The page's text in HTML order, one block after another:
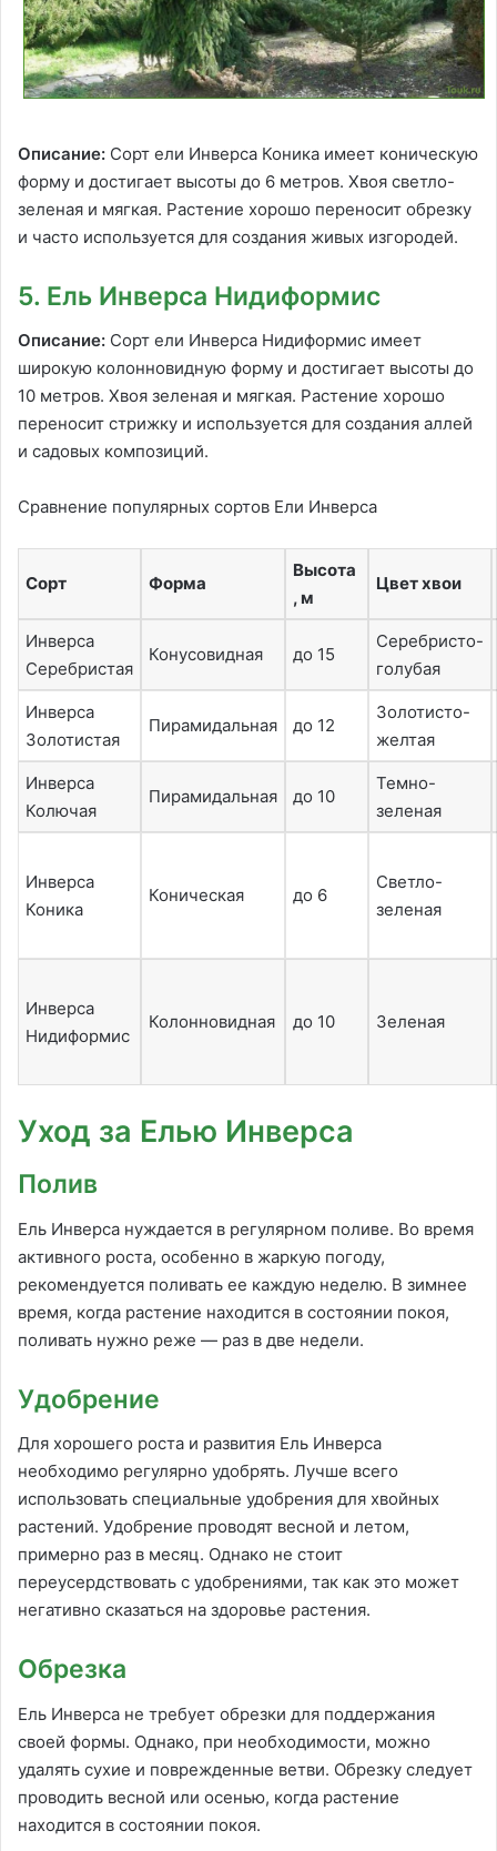
Описание: Сорт ели Инверса Коника имеет коническую
форму и достигает высоты до 6 метров. Хвоя светло-
зеленая и мягкая. Растение хорошо переносит обрезку
и часто используется для создания живых изгородей.
5. Ель Инверса Нидиформис
Описание: Сорт ели Инверса Нидиформис имеет
широкую колонновидную форму и достигает высоты до
10 метров. Хвоя зеленая и мягкая. Растение хорошо
переносит стрижку и используется для создания аллей
и садовых композиций.
Сравнение популярных сортов Ели Инверса
Сорт Форма
Высота
, м
Цвет хвои
Инверса
Серебристая
Конусовидная до 15
Серебристо-
голубая
Инверса
Золотистая
Пирамидальная до 12
Золотисто-
желтая
Инверса
Колючая
Пирамидальная до 10
Темно-
зеленая
Инверса
Коника
Коническая до 6
Светло-
зеленая
Инверса
Нидиформис
Колонновидная до 10 Зеленая
Уход за Елью Инверса
Полив
Ель Инверса нуждается в регулярном поливе. Во время
активного роста, особенно в жаркую погоду,
рекомендуется поливать ее каждую неделю. В зимнее
время, когда растение находится в состоянии покоя,
поливать нужно реже — раз в две недели.
Удобрение
Для хорошего роста и развития Ель Инверса
необходимо регулярно удобрять. Лучше всего
использовать специальные удобрения для хвойных
растений. Удобрение проводят весной и летом,
примерно раз в месяц. Однако не стоит
переусердствовать с удобрениями, так как это может
негативно сказаться на здоровье растения.
Обрезка
Ель Инверса не требует обрезки для поддержания
своей формы. Однако, при необходимости, можно
удалять сухие и поврежденные ветви. Обрезку следует
проводить весной или осенью, когда растение
находится в состоянии покоя.